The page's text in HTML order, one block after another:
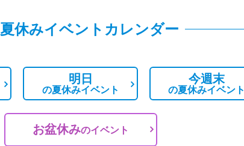
夏休みイベントカレンダー
明日
の夏休みイベント
今週末
の夏休みイベント
お盆休みのイベント